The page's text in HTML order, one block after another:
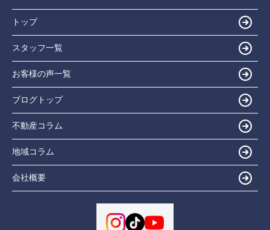
トップ
スタッフ一覧
お客様の声一覧
ブログトップ
不動産コラム
地域コラム
会社概要